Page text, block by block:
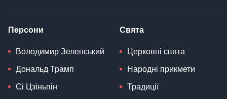
Персони
Володимир Зеленський
Дональд Трамп
Сі Цзіньпін
Свята
Церковні свята
Народні прикмети
Традиції